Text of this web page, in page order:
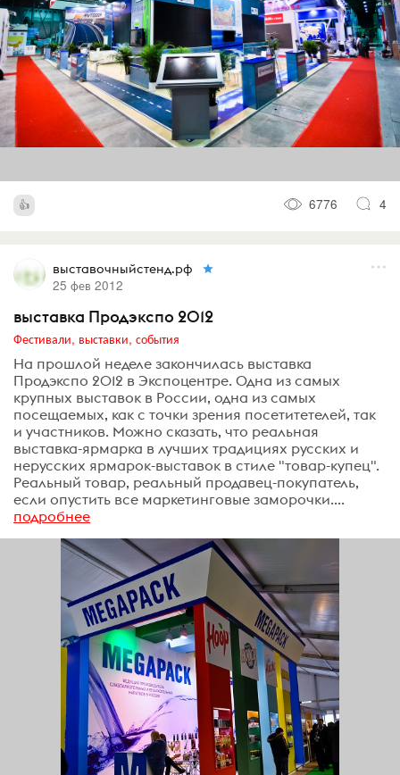
6776 4
выставочныйстенд.рф
25 фев 2012
выставка Продэкспо 2012
Фестивали, выставки, события
На прошлой неделе закончилась выставка
Продэкспо 2012 в Экспоцентре. Одна из самых
крупных выставок в России, одна из самых
посещаемых, как с точки зрения посетитетелей, так
и участников. Можно сказать, что реальная
выставка-ярмарка в лучших традициях русских и
нерусских ярмарок-выставок в стиле "товар-купец".
Реальный товар, реальный продавец-покупатель,
если опустить все маркетинговые заморочки....
подробнее